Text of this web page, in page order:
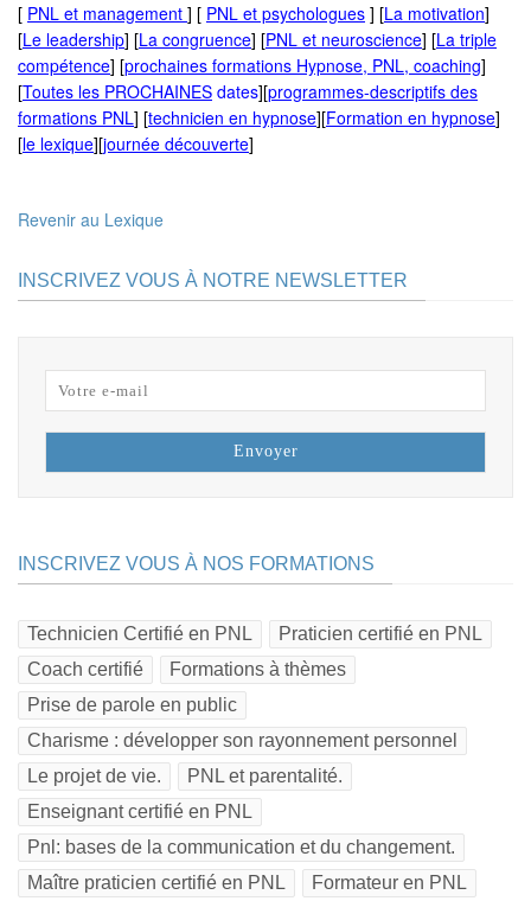
[ PNL et management ] [ PNL et psychologues ] [La motivation]
[Le leadership] [La congruence] [PNL et neuroscience] [La triple
compétence] [prochaines formations Hypnose, PNL, coaching]
[Toutes les PROCHAINES dates][programmes-descriptifs des
formations PNL] [technicien en hypnose][Formation en hypnose]
[le lexique][journée découverte]
Revenir au Lexique
INSCRIVEZ VOUS À NOTRE NEWSLETTER
INSCRIVEZ VOUS À NOS FORMATIONS
Technicien Certifié en PNL
Praticien certifié en PNL
Coach certifié
Formations à thèmes
Prise de parole en public
Charisme : développer son rayonnement personnel
Le projet de vie.
PNL et parentalité.
Enseignant certifié en PNL
Pnl: bases de la communication et du changement.
Maître praticien certifié en PNL
Formateur en PNL